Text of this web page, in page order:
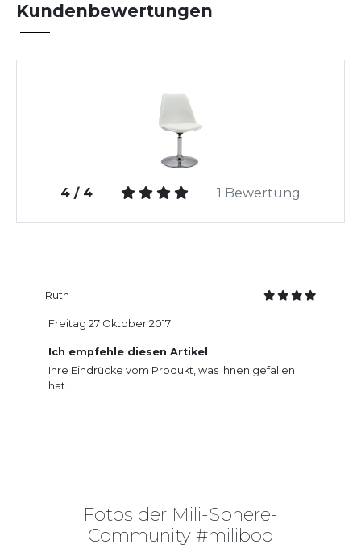
Kundenbewertungen
4 / 4 1 Bewertung
Ruth
Ich empfehle diesen Artikel
Ihre Eindrücke vom Produkt, was Ihnen gefallen
hat ...
Freitag 27 Oktober 2017
Fotos der Mili-Sphere-
Community #miliboo